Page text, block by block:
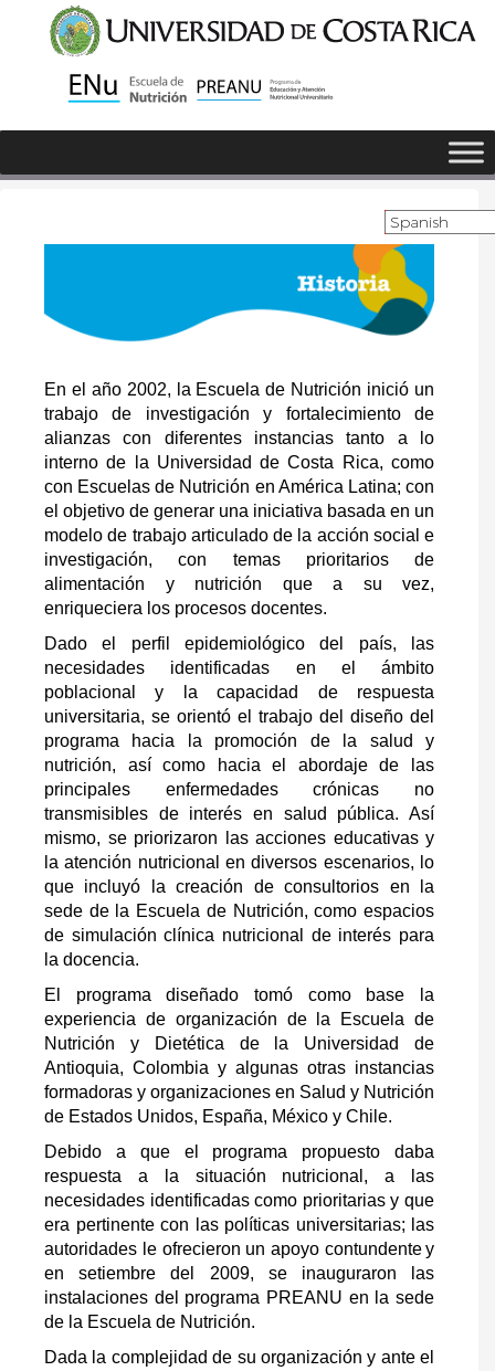
En el año 2002, la Escuela de Nutrición inició un
trabajo de investigación y fortalecimiento de
alianzas con diferentes instancias tanto a lo
interno de la Universidad de Costa Rica, como
con Escuelas de Nutrición en América Latina; con
el objetivo de generar una iniciativa basada en un
modelo de trabajo articulado de la acción social e
investigación, con temas prioritarios de
alimentación y nutrición que a su vez,
enriqueciera los procesos docentes.
Dado el perfil epidemiológico del país, las
necesidades identificadas en el ámbito
poblacional y la capacidad de respuesta
universitaria, se orientó el trabajo del diseño del
programa hacia la promoción de la salud y
nutrición, así como hacia el abordaje de las
principales enfermedades crónicas no
transmisibles de interés en salud pública. Así
mismo, se priorizaron las acciones educativas y
la atención nutricional en diversos escenarios, lo
que incluyó la creación de consultorios en la
sede de la Escuela de Nutrición, como espacios
de simulación clínica nutricional de interés para
la docencia.
El programa diseñado tomó como base la
experiencia de organización de la Escuela de
Nutrición y Dietética de la Universidad de
Antioquia, Colombia y algunas otras instancias
formadoras y organizaciones en Salud y Nutrición
de Estados Unidos, España, México y Chile.
Debido a que el programa propuesto daba
respuesta a la situación nutricional, a las
necesidades identificadas como prioritarias y que
era pertinente con las políticas universitarias; las
autoridades le ofrecieron un apoyo contundente y
en setiembre del 2009, se inauguraron las
instalaciones del programa PREANU en la sede
de la Escuela de Nutrición.
Dada la complejidad de su organización y ante el